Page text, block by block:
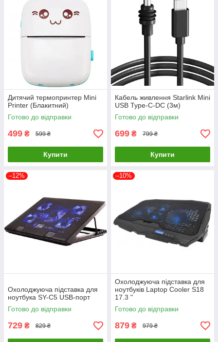
Дитячий термопринтер Mini
Printer (Блакитний)
Готово до відправки
499 ₴ 599 ₴
Купити
Кабель живлення Starlink Mini
USB Type-C-DC (3м)
Готово до відправки
699 ₴ 799 ₴
Купити
–12%
Охолоджуюча підставка для
ноутбука SY-C5 USB-порт
Готово до відправки
729 ₴ 829 ₴
–10%
Охолоджуюча підставка для
ноутбуків Laptop Cooler S18
17.3 "
Готово до відправки
879 ₴ 979 ₴